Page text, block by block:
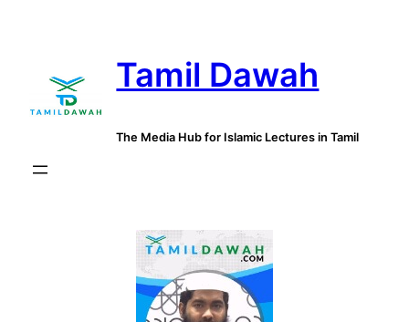
Tamil Dawah
The Media Hub for Islamic Lectures in Tamil